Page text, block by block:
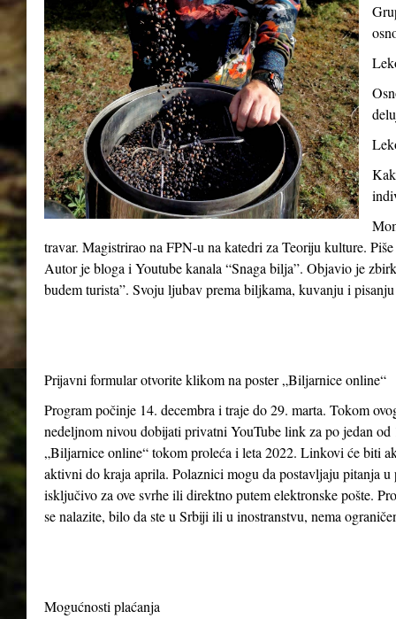
travar. Magistrirao na FPN-u na katedri za Teoriju kulture.
Autor je bloga i Youtube kanala “Snaga bilja”. Objavio je
budem turista”. Svoju ljubav prema biljkama, kuvanju i
Prijavni formular otvorite klikom na poster „Biljarnice online“
Program počinje 14. decembra i traje do 29. marta. Tokom
nedeljnom nivou dobijati privatni YouTube link za po jedan
„Biljarnice online“ tokom proleća i leta 2022. Linkovi će biti
aktivni do kraja aprila. Polaznici mogu da postavljaju pitanja
isključivo za ove svrhe ili direktno putem elektronske pošte.
se nalazite, bilo da ste u Srbiji ili u inostranstvu, nema
Mogućnosti plaćanja